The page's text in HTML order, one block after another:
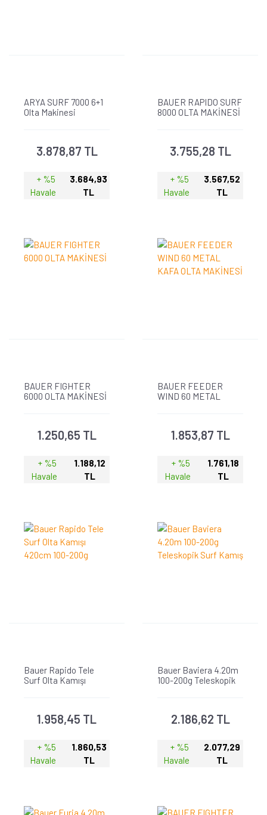
ARYA SURF 7000 6+1
Olta Makinesi
3.878,87 TL
+ %5
Havale
3.684,93
TL
BAUER RAPIDO SURF
8000 OLTA MAKİNESİ
3.755,28 TL
+ %5
Havale
3.567,52
TL
BAUER FIGHTER
6000 OLTA MAKİNESİ
1.250,65 TL
+ %5
Havale
1.188,12
TL
BAUER FEEDER
WIND 60 METAL
1.853,87 TL
+ %5
Havale
1.761,18
TL
Bauer Rapido Tele
Surf Olta Kamışı
1.958,45 TL
+ %5
Havale
1.860,53
TL
Bauer Baviera 4.20m
100-200g Teleskopik
2.186,62 TL
+ %5
Havale
2.077,29
TL